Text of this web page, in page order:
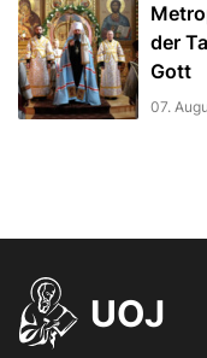
der
Gott
07.
UOJ